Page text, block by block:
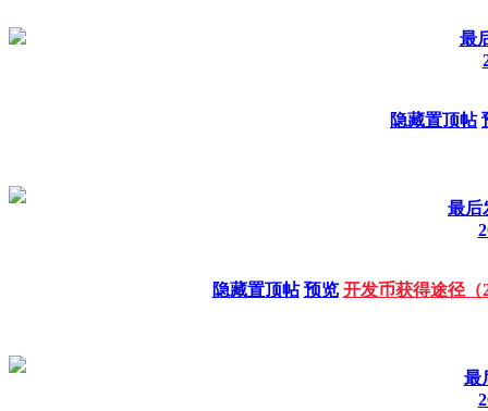
最
隐藏置顶帖
最后
隐藏置顶帖 预览 开发币获得途径（
最